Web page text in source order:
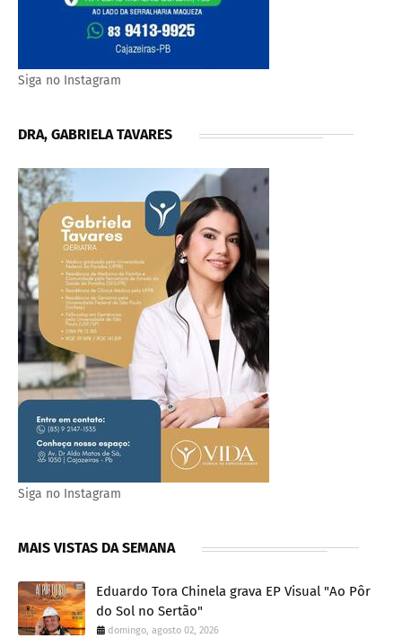
Siga no Instagram
DRA, GABRIELA TAVARES
Siga no Instagram
MAIS VISTAS DA SEMANA
Eduardo Tora Chinela grava EP Visual "Ao Pôr
do Sol no Sertão"
domingo, agosto 02, 2026